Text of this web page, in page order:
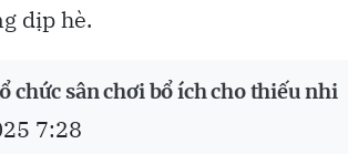
dịp hè.
chức sân chơi bổ ích cho thiếu nhi
7:28